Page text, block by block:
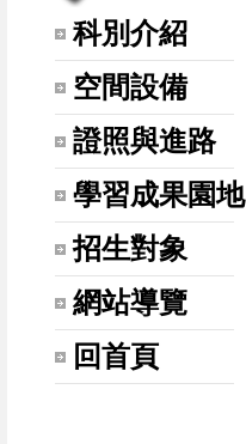
科別介紹
空間設備
證照與進路
學習成果園地
招生對象
網站導覽
回首頁